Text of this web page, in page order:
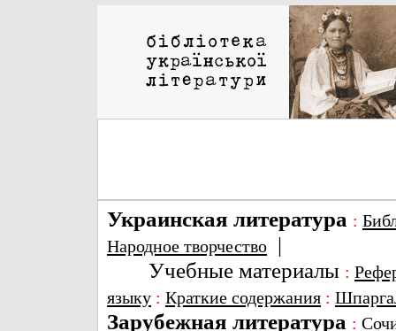
Украинская литература :
Народное творчество |
Учебные материалы :
языку : Краткие содержания :
Зарубежная литература :